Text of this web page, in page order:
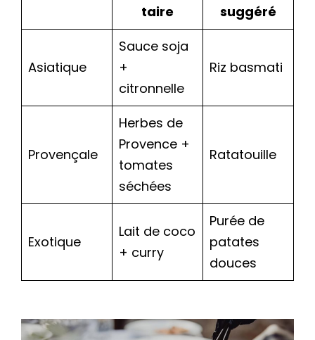
taire
suggéré
Asiatique
Sauce soja
+
citronnelle
Riz basmati
Provençale
Herbes de
Provence +
tomates
séchées
Ratatouille
Exotique
Lait de coco
+ curry
Purée de
patates
douces